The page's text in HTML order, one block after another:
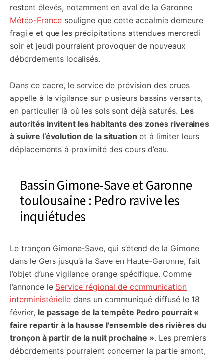
restent élevés, notamment en aval de la Garonne.
Météo-France souligne que cette accalmie demeure
fragile et que les précipitations attendues mercredi
soir et jeudi pourraient provoquer de nouveaux
débordements localisés.
Dans ce cadre, le service de prévision des crues
appelle à la vigilance sur plusieurs bassins versants,
en particulier là où les sols sont déjà saturés. Les
autorités invitent les habitants des zones riveraines
à suivre l’évolution de la situation et à limiter leurs
déplacements à proximité des cours d’eau.
Bassin Gimone-Save et Garonne
toulousaine : Pedro ravive les
inquiétudes
Le tronçon Gimone-Save, qui s’étend de la Gimone
dans le Gers jusqu’à la Save en Haute-Garonne, fait
l’objet d’une vigilance orange spécifique. Comme
l’annonce le Service régional de communication
interministérielle dans un communiqué diffusé le 18
février, le passage de la tempête Pedro pourrait «
faire repartir à la hausse l’ensemble des rivières du
tronçon à partir de la nuit prochaine ». Les premiers
débordements pourraient concerner la partie amont,